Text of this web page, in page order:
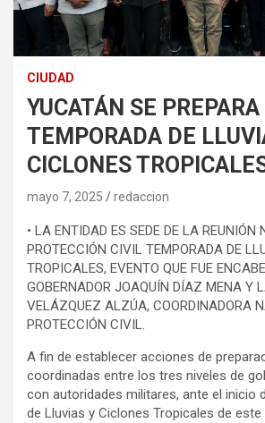
CIUDAD
YUCATÁN SE
TEMPORADA DE
CICLONES
mayo 7, 2025 redaccion
• LA ENTIDAD ES SEDE DE LA REUNIÓN
PROTECCIÓN CIVIL TEMPORADA DE
TROPICALES, EVENTO QUE FUE
GOBERNADOR JOAQUÍN DÍAZ MENA Y
VELÁZQUEZ ALZÚA, COORDINADORA
PROTECCIÓN CIVIL.
A fin de establecer acciones de
coordinadas entre los tres niveles de
con autoridades militares, ante el inicio
de Lluvias y Ciclones Tropicales de este